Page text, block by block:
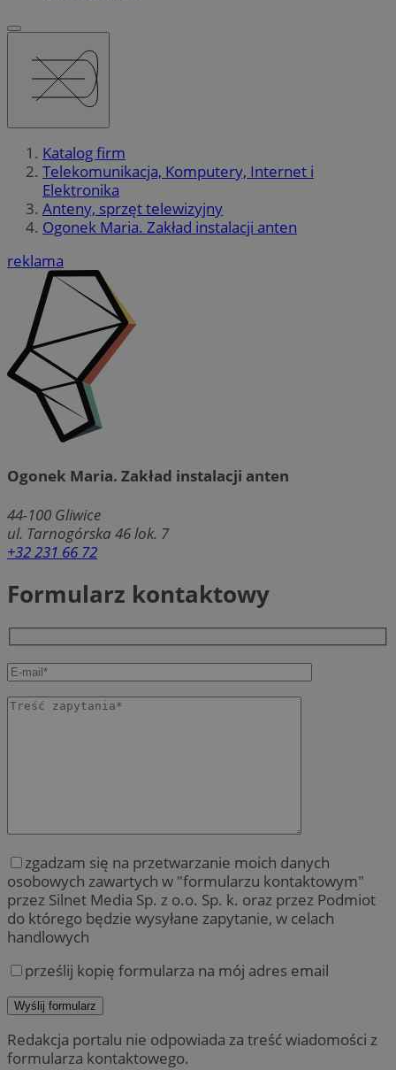
Katalog firm
Telekomunikacja, Komputery, Internet i
Elektronika
Anteny, sprzęt telewizyjny
Ogonek Maria. Zakład instalacji anten
reklama
Ogonek Maria. Zakład instalacji anten
44-100 Gliwice
ul. Tarnogórska 46 lok. 7
+32 231 66 72
Formularz kontaktowy
zgadzam się na przetwarzanie moich danych
osobowych zawartych w "formularzu kontaktowym"
przez Silnet Media Sp. z o.o. Sp. k. oraz przez Podmiot
do którego będzie wysyłane zapytanie, w celach
handlowych
prześlij kopię formularza na mój adres email
Redakcja portalu nie odpowiada za treść wiadomości z
formularza kontaktowego.